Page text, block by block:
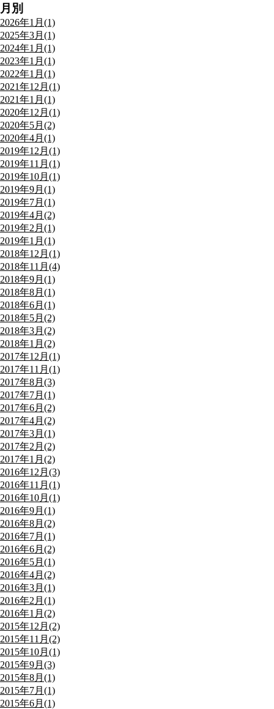
月別
2026年1月(1)
2025年3月(1)
2024年1月(1)
2023年1月(1)
2022年1月(1)
2021年12月(1)
2021年1月(1)
2020年12月(1)
2020年5月(2)
2020年4月(1)
2019年12月(1)
2019年11月(1)
2019年10月(1)
2019年9月(1)
2019年7月(1)
2019年4月(2)
2019年2月(1)
2019年1月(1)
2018年12月(1)
2018年11月(4)
2018年9月(1)
2018年8月(1)
2018年6月(1)
2018年5月(2)
2018年3月(2)
2018年1月(2)
2017年12月(1)
2017年11月(1)
2017年8月(3)
2017年7月(1)
2017年6月(2)
2017年4月(2)
2017年3月(1)
2017年2月(2)
2017年1月(2)
2016年12月(3)
2016年11月(1)
2016年10月(1)
2016年9月(1)
2016年8月(2)
2016年7月(1)
2016年6月(2)
2016年5月(1)
2016年4月(2)
2016年3月(1)
2016年2月(1)
2016年1月(2)
2015年12月(2)
2015年11月(2)
2015年10月(1)
2015年9月(3)
2015年8月(1)
2015年7月(1)
2015年6月(1)